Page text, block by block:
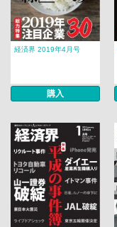
経済界 2019年4月号
購入